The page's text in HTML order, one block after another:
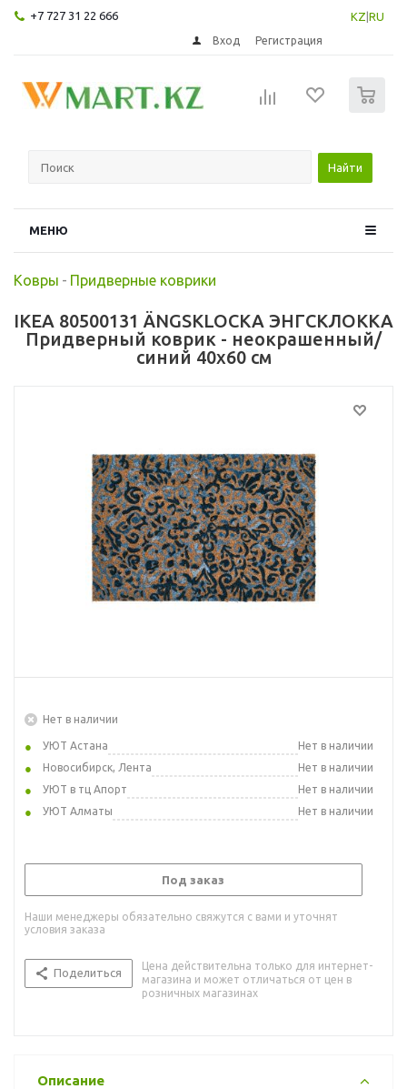
+7 727 31 22 666 KZ RU
Вход Регистрация
Найти
МЕНЮ
Ковры - Придверные коврики
IKEA 80500131 ÄNGSKLOCKA ЭНГСКЛОККА
Придверный коврик - неокрашенный/
синий 40x60 см
Нет в наличии
УЮТ Астана
Нет в наличии
Новосибирск, Лента
Нет в наличии
УЮТ в тц Апорт
Нет в наличии
УЮТ Алматы
Нет в наличии
Под заказ
Наши менеджеры обязательно свяжутся с вами и уточнят
условия заказа
Поделиться
Цена действительна только для интернет-
магазина и может отличаться от цен в
розничных магазинах
Описание